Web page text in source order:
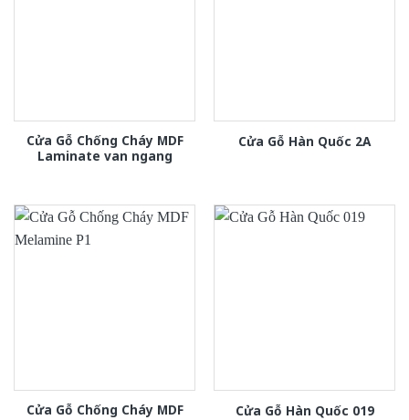
Cửa Gỗ Chống Cháy MDF
Laminate van ngang
Cửa Gỗ Hàn Quốc 2A
Cửa Gỗ Chống Cháy MDF
Cửa Gỗ Hàn Quốc 019